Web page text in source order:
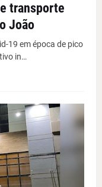
transporte
João
19 em época de pico
in…